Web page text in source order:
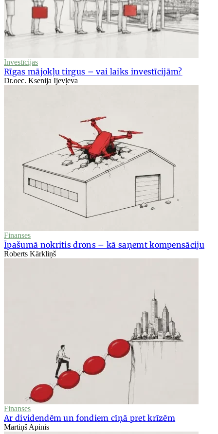
Investīcijas
Rīgas mājokļu tirgus – vai laiks investīcijām?
Dr.oec. Ksenija Ijevļeva
Finanses
Īpašumā nokritis drons – kā saņemt kompensāciju
Roberts Kārkliņš
Finanses
Ar dividendēm un fondiem cīņā pret krīzēm
Mārtiņš Apinis